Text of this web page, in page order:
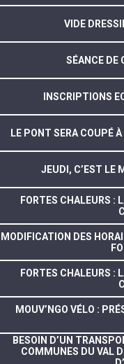
VIDE
SÉANCE DE
INSCRIPTIONS
LE PONT SERA COUPÉ
JEUDI, C’EST LE
FORTES CHALEURS :
MODIFICATION DES
FORTES CHALEURS :
MOUV’NGO VÉLO :
BESOIN D’UN
COMMUNES DU VAL